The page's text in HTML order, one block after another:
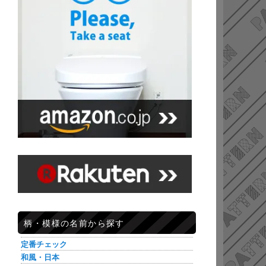
柄・模様の名前から探す
定番チェック
和風・日本